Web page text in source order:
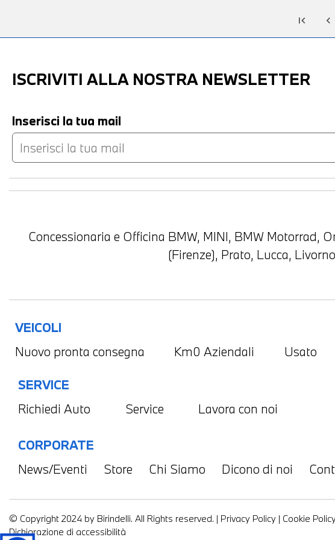
first_page chevron_left
ISCRIVITI ALLA NOSTRA NEWSLETTER
Inserisci la tua mail
Concessionaria e Officina BMW, MINI, BMW Motorrad,
(Firenze), Prato, Lucca,
VEICOLI
Nuovo pronta consegna
Km0 Aziendali Usato
SERVICE
Richiedi Auto
Service Lavora con noi
CORPORATE
News/Eventi
Store Chi Siamo Dicono di noi
© Copyright 2024 by Birindelli. All Rights reserved. | Privacy Policy | Cookie
Dichiarazione di accessibilità